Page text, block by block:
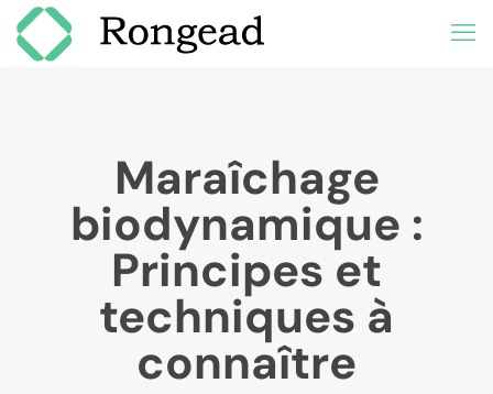
Maraîchage
biodynamique :
Principes et
techniques à
connaître